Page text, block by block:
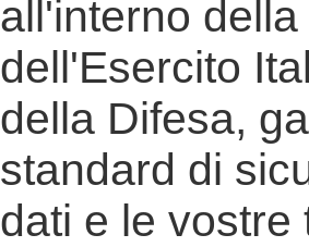
all'interno
dell'Esercito
della Difesa,
standard di
dati e le vostre